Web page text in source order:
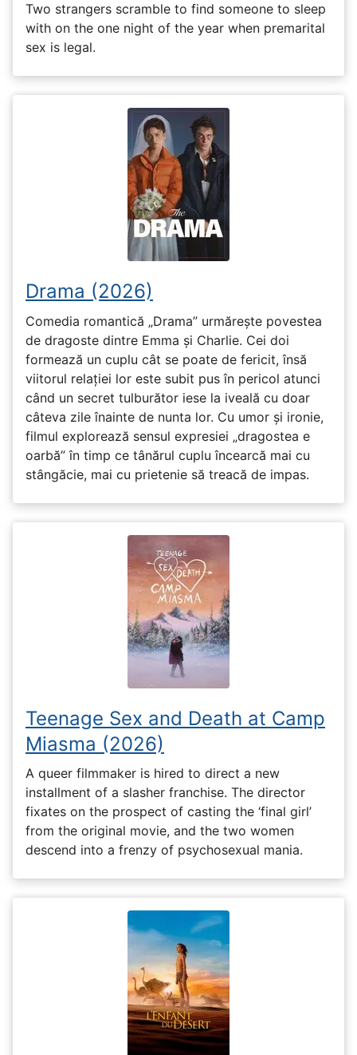
Two strangers scramble to find someone to sleep
with on the one night of the year when premarital
sex is legal.
Drama (2026)
Comedia romantică „Drama” urmărește povestea
de dragoste dintre Emma și Charlie. Cei doi
formează un cuplu cât se poate de fericit, însă
viitorul relației lor este subit pus în pericol atunci
când un secret tulburător iese la iveală cu doar
câteva zile înainte de nunta lor. Cu umor și ironie,
filmul explorează sensul expresiei „dragostea e
oarbă” în timp ce tânărul cuplu încearcă mai cu
stângăcie, mai cu prietenie să treacă de impas.
Teenage Sex and Death at Camp
Miasma (2026)
A queer filmmaker is hired to direct a new
installment of a slasher franchise. The director
fixates on the prospect of casting the ‘final girl’
from the original movie, and the two women
descend into a frenzy of psychosexual mania.